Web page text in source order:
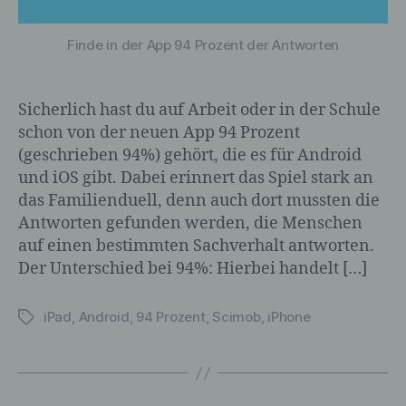
Finde in der App 94 Prozent der Antworten
Sicherlich hast du auf Arbeit oder in der Schule
schon von der neuen App 94 Prozent
(geschrieben 94%) gehört, die es für Android
und iOS gibt. Dabei erinnert das Spiel stark an
das Familienduell, denn auch dort mussten die
Antworten gefunden werden, die Menschen
auf einen bestimmten Sachverhalt antworten.
Der Unterschied bei 94%: Hierbei handelt […]
Schlagwörter
iPad, Android, 94 Prozent, Scimob, iPhone
Gesundheit, persönlicher Vorlieben,
natürlichen Person zu analysieren oder
vorherzusagen.
f) Pseudonymisierung
Pseudonymisierung ist die Verarbeitung
personenbezogener Daten in einer Weise,
Informationen nicht mehr einer
zusätzlichen Informationen gesondert